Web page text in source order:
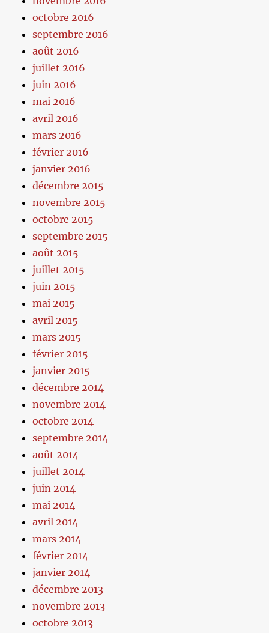
octobre 2016
septembre 2016
août 2016
juillet 2016
juin 2016
mai 2016
avril 2016
mars 2016
février 2016
janvier 2016
décembre 2015
novembre 2015
octobre 2015
septembre 2015
août 2015
juillet 2015
juin 2015
mai 2015
avril 2015
mars 2015
février 2015
janvier 2015
décembre 2014
novembre 2014
octobre 2014
septembre 2014
août 2014
juillet 2014
juin 2014
mai 2014
avril 2014
mars 2014
février 2014
janvier 2014
décembre 2013
novembre 2013
octobre 2013